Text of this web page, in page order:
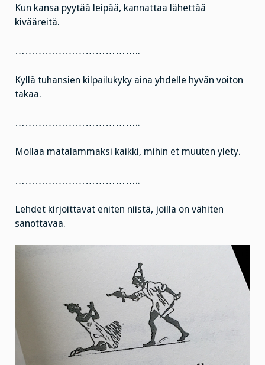
Kun kansa pyytää leipää, kannattaa lähettää
kivääreitä.
………………………………..
Kyllä tuhansien kilpailukyky aina yhdelle hyvän voiton
takaa.
………………………………..
Mollaa matalammaksi kaikki, mihin et muuten ylety.
………………………………..
Lehdet kirjoittavat eniten niistä, joilla on vähiten
sanottavaa.